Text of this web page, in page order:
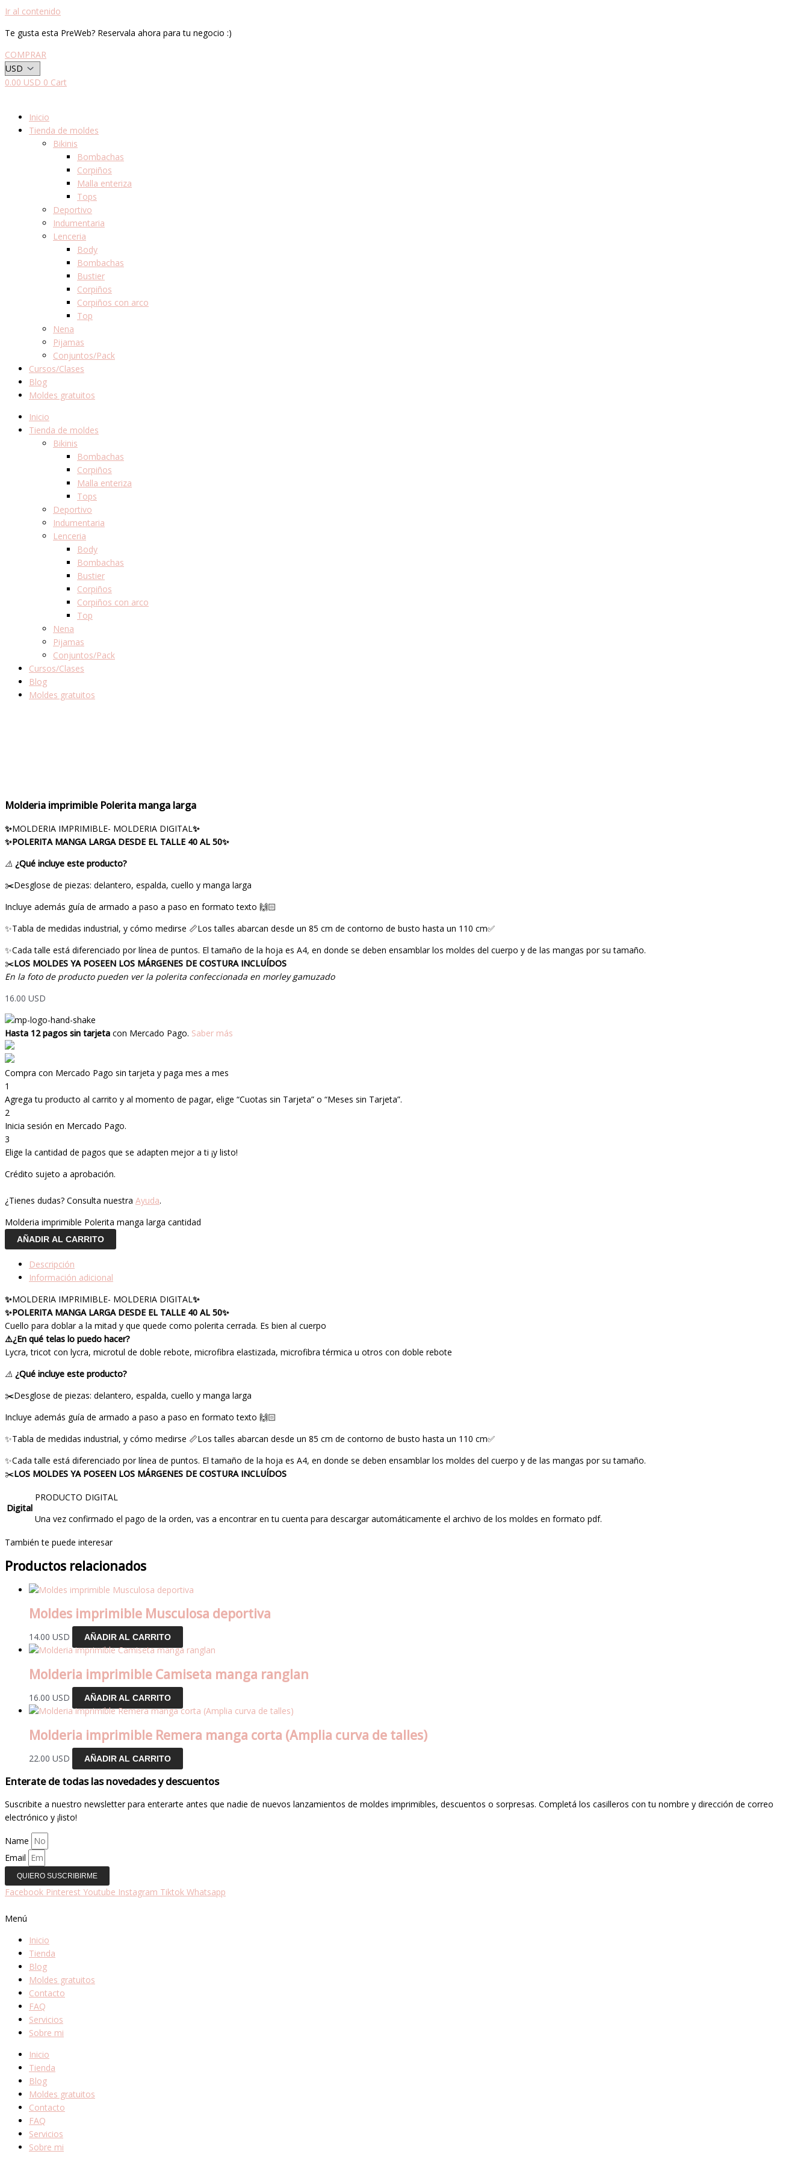
Ir al contenido
Te gusta esta PreWeb? Reservala ahora para tu negocio :)
COMPRAR
0.00 USD 0 Cart
Inicio
Tienda de moldes
Bikinis
Bombachas
Corpiños
Malla enteriza
Tops
Deportivo
Indumentaria
Lenceria
Body
Bombachas
Bustier
Corpiños
Corpiños con arco
Top
Nena
Pijamas
Conjuntos/Pack
Cursos/Clases
Blog
Moldes gratuitos
Inicio
Tienda de moldes
Bikinis
Bombachas
Corpiños
Malla enteriza
Tops
Deportivo
Indumentaria
Lenceria
Body
Bombachas
Bustier
Corpiños
Corpiños con arco
Top
Nena
Pijamas
Conjuntos/Pack
Cursos/Clases
Blog
Moldes gratuitos
Molderia imprimible Polerita manga larga
✨MOLDERIA IMPRIMIBLE- MOLDERIA DIGITAL✨
✨POLERITA MANGA LARGA DESDE EL TALLE 40 AL 50✨
⚠️ ¿Qué incluye este producto?
✂️Desglose de piezas: delantero, espalda, cuello y manga larga
Incluye además guía de armado a paso a paso en formato texto 🙌🏻
✨Tabla de medidas industrial, y cómo medirse 📏Los talles abarcan desde un 85 cm de contorno de busto hasta un 110 cm✅
✨Cada talle está diferenciado por línea de puntos. El tamaño de la hoja es A4, en donde se deben ensamblar los moldes del cuerpo y de las mangas por su tamaño.
✂️LOS MOLDES YA POSEEN LOS MÁRGENES DE COSTURA INCLUÍDOS
En la foto de producto pueden ver la polerita confeccionada en morley gamuzado
16.00 USD
Hasta 12 pagos sin tarjeta con Mercado Pago. Saber más
Compra con Mercado Pago sin tarjeta y paga mes a mes
1
Agrega tu producto al carrito y al momento de pagar, elige “Cuotas sin Tarjeta” o “Meses sin Tarjeta”.
2
Inicia sesión en Mercado Pago.
3
Elige la cantidad de pagos que se adapten mejor a ti ¡y listo!
Crédito sujeto a aprobación.
¿Tienes dudas? Consulta nuestra Ayuda.
Molderia imprimible Polerita manga larga cantidad
AÑADIR AL CARRITO
Descripción
Información adicional
✨MOLDERIA IMPRIMIBLE- MOLDERIA DIGITAL✨
✨POLERITA MANGA LARGA DESDE EL TALLE 40 AL 50✨
Cuello para doblar a la mitad y que quede como polerita cerrada. Es bien al cuerpo
⚠️¿En qué telas lo puedo hacer?
Lycra, tricot con lycra, microtul de doble rebote, microfibra elastizada, microfibra térmica u otros con doble rebote
⚠️ ¿Qué incluye este producto?
✂️Desglose de piezas: delantero, espalda, cuello y manga larga
Incluye además guía de armado a paso a paso en formato texto 🙌🏻
✨Tabla de medidas industrial, y cómo medirse 📏Los talles abarcan desde un 85 cm de contorno de busto hasta un 110 cm✅
✨Cada talle está diferenciado por línea de puntos. El tamaño de la hoja es A4, en donde se deben ensamblar los moldes del cuerpo y de las mangas por su tamaño.
✂️LOS MOLDES YA POSEEN LOS MÁRGENES DE COSTURA INCLUÍDOS
Digital
PRODUCTO DIGITAL
Una vez confirmado el pago de la orden, vas a encontrar en tu cuenta para descargar automáticamente el archivo de los moldes en formato pdf.
También te puede interesar
Productos relacionados
Moldes imprimible Musculosa deportiva
14.00 USD AÑADIR AL CARRITO
Molderia imprimible Camiseta manga ranglan
16.00 USD AÑADIR AL CARRITO
Molderia imprimible Remera manga corta (Amplia curva de talles)
22.00 USD AÑADIR AL CARRITO
Enterate de todas las novedades y descuentos
Suscribite a nuestro newsletter para enterarte antes que nadie de nuevos lanzamientos de moldes imprimibles, descuentos o sorpresas. Completá los casilleros con tu nombre y dirección de correo
electrónico y ¡listo!
Name
Email
QUIERO SUSCRIBIRME
Facebook Pinterest Youtube Instagram Tiktok Whatsapp
Menú
Inicio
Tienda
Blog
Moldes gratuitos
Contacto
FAQ
Servicios
Sobre mi
Inicio
Tienda
Blog
Moldes gratuitos
Contacto
FAQ
Servicios
Sobre mi